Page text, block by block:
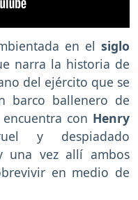
en elsiglo
narra la historia de
del ejército que se
barco ballenero de
con Henry
y despiadado
una vez allí ambos
en medio de